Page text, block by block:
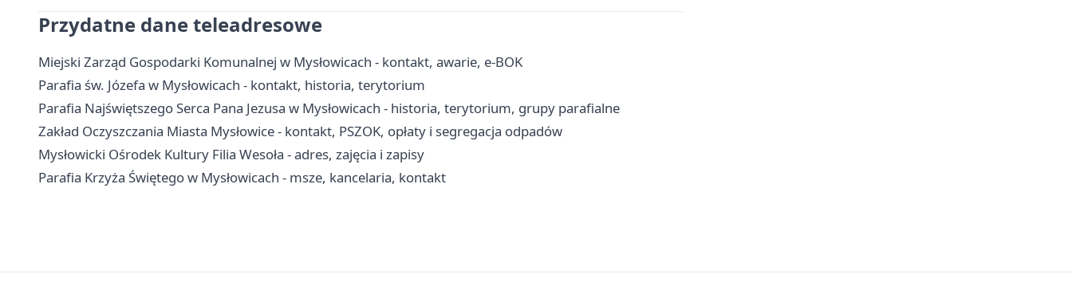
Przydatne dane teleadresowe
Miejski Zarząd Gospodarki Komunalnej w Mysłowicach - kontakt, awarie, e-BOK
Parafia św. Józefa w Mysłowicach - kontakt, historia, terytorium
Parafia Najświętszego Serca Pana Jezusa w Mysłowicach - historia, terytorium, grupy parafialne
Zakład Oczyszczania Miasta Mysłowice - kontakt, PSZOK, opłaty i segregacja odpadów
Mysłowicki Ośrodek Kultury Filia Wesoła - adres, zajęcia i zapisy
Parafia Krzyża Świętego w Mysłowicach - msze, kancelaria, kontakt